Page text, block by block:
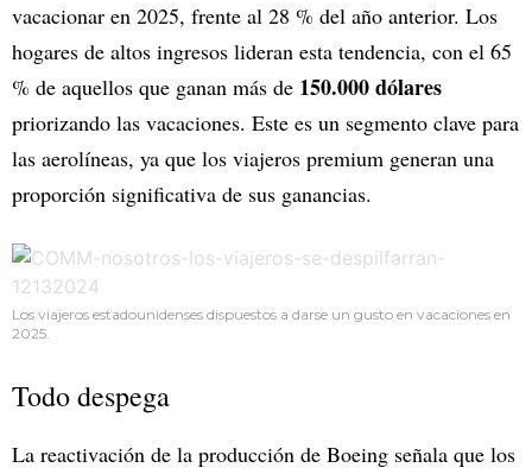
vacacionar en 2025, frente al 28 % del año anterior. Los
hogares de altos ingresos lideran esta tendencia, con el 65
% de aquellos que ganan más de 150.000 dólares
priorizando las vacaciones. Este es un segmento clave para
las aerolíneas, ya que los viajeros premium generan una
proporción significativa de sus ganancias.
Los viajeros estadounidenses dispuestos a darse un gusto en vacaciones en
2025.
Todo despega
La reactivación de la producción de Boeing señala que los